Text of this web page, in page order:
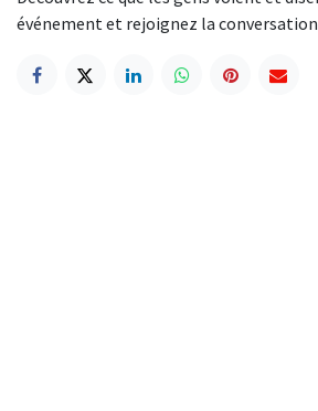
événement et rejoignez la